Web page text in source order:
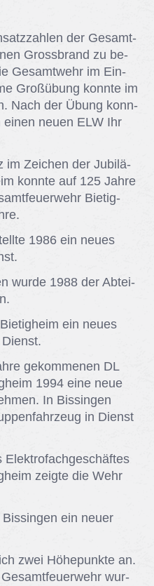
der Ge­samt­
Gross­brand zu be­
Ge­samt­wehr im Ein­
Groß­übung konn­te im
Nach der Übung konn­
neu­en ELW Ihr
im Zei­chen der Ju­bi­lä­
konn­te auf 125 Jah­re
Bie­tig­
1986 ein neu­es
wur­de 1988 der Ab­tei­
ein neu­es
ge­kom­me­nen DL
1994 eine neue
In Bis­sin­gen
in Dienst
Elek­tro­f­ach­ge­schäf­tes
zeig­te die Wehr
ein neu­er
zwei Hö­he­punk­te an.
wur­